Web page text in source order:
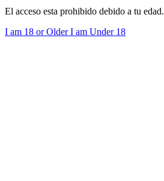
El acceso esta prohibido debido a tu edad.
I am 18 or OlderI am Under 18